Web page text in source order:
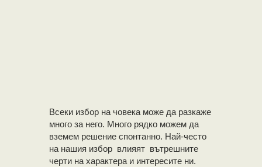
Всеки избор на човека може да разкаже
много за него. Много рядко можем да
вземем решение спонтанно. Най-често
на нашия избор влияят вътрешните
черти на характера и интересите ни.